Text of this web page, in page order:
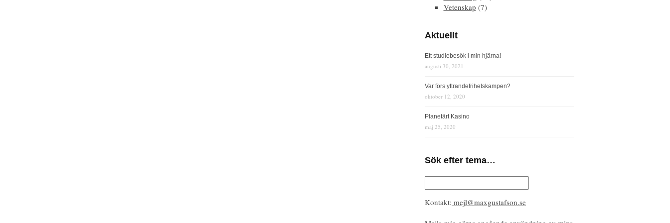
Vetenskap (7)
Aktuellt
Ett studiebesök i min hjärna!
augusti 30, 2021
Var förs yttrandefrihetskampen?
oktober 12, 2020
Planetärt Kasino
maj 25, 2020
Sök efter tema…
Kontakt: mejl@maxgustafson.se